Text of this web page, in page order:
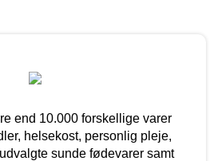
end 10.000 forskellige varer
helsekost, personlig pleje,
sunde fødevarer samt